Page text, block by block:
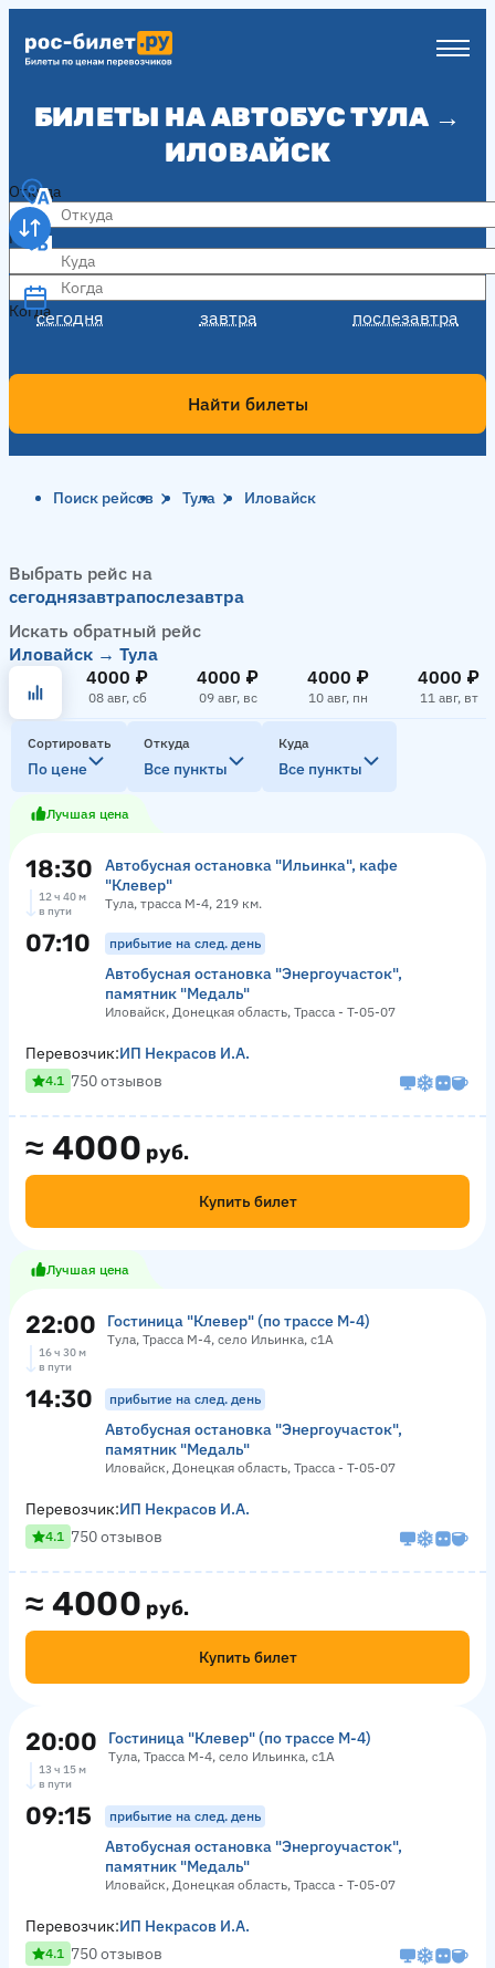
БИЛЕТЫ НА АВТОБУС ТУЛА →
ИЛОВАЙСК
Откуда
Куда
Когда
сегодня завтра послезавтра
Когда
Найти билеты
Поиск рейсов Тула Иловайск
Выбрать рейс на
сегоднязавтрапослезавтра
Искать обратный рейс
Иловайск → Тула
4000 ₽
08 авг, сб
4000 ₽
09 авг, вс
4000 ₽
10 авг, пн
4000 ₽
11 авг, вт
Сортировать
По цене
Откуда
Все пункты
Куда
Все пункты
Лучшая цена
18:30
Автобусная остановка "Ильинка", кафе
"Клевер"
Тула, трасса М-4, 219 км.
12 ч 40 м
в пути
07:10 прибытие на след. день
Автобусная остановка "Энергоучасток",
памятник "Медаль"
Иловайск, Донецкая область, Трасса - Т-05-07
≈ 4000 руб.
Купить билет
Перевозчик:ИП Некрасов И.А.
4.1 750 отзывов
Лучшая цена
22:00 Гостиница "Клевер" (по трассе М-4)
Тула, Трасса М-4, село Ильинка, с1А
16 ч 30 м
в пути
14:30 прибытие на след. день
Автобусная остановка "Энергоучасток",
памятник "Медаль"
Иловайск, Донецкая область, Трасса - Т-05-07
≈ 4000 руб.
Купить билет
Перевозчик:ИП Некрасов И.А.
4.1 750 отзывов
20:00 Гостиница "Клевер" (по трассе М-4)
Тула, Трасса М-4, село Ильинка, с1А
13 ч 15 м
в пути
09:15 прибытие на след. день
Автобусная остановка "Энергоучасток",
памятник "Медаль"
Иловайск, Донецкая область, Трасса - Т-05-07
Перевозчик:ИП Некрасов И.А.
4.1 750 отзывов